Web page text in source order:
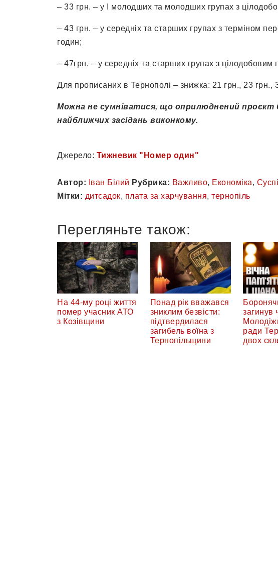
– 33 грн. – у І молодших та молодших групах з
– 43 грн. – у середніх та старших групах з терміном
годин;
– 47грн. – у середніх та старших групах з цілодобовим
Для прописаних в Тернополі – знижка: 21 грн., 23 грн.,
Можна не сумніватися, що оприлюднений проєкт
найближчих засідань виконкому.
Джерело: Тижневик "Номер один"
Автор: Іван Білий Рубрика: Важливо, Економіка,
Мітки: дитсадок, плата за харчування, тернопіль
Перегляньте також:
На 44-му році життя
помер учасник АТО
з Козівщини
Понад рік вважався
зниклим безвісти:
підтвердилася
загибель воїна з
Тернопільщини
загинув
ради
двох